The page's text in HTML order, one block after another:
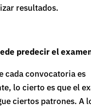
resultados.
predecir el
cada convocatoria es
lo cierto es que el
ciertos patrones. A